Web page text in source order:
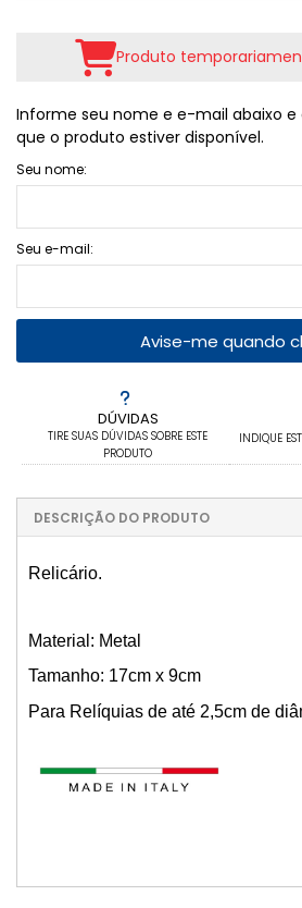
DÚVIDAS
TIRE SUAS DÚVIDAS SOBRE ESTE
PRODUTO
INDIQUE
Produto
Informe seu nome e e-mail abaixo e
que o produto estiver disponível.
Seu nome:
Seu e-mail:
Avise-me quando
DESCRIÇÃO DO PRODUTO
Relicário.
Material: Metal
Tamanho: 17cm x 9cm
Para Relíquias de até 2,5cm de